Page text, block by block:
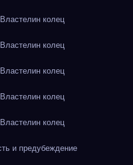
колец
колец
колец
колец
колец
и предубеждение